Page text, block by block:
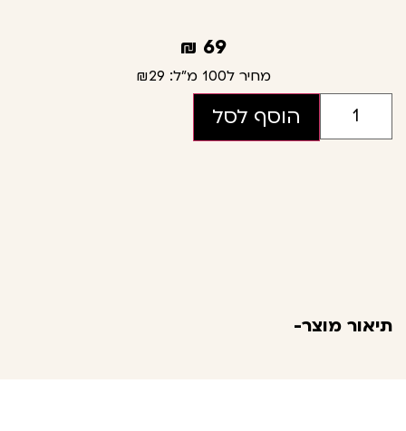
69
₪
מחיר ל100 מ"ל: ₪29
הוסף לסל
תיאור מוצר-